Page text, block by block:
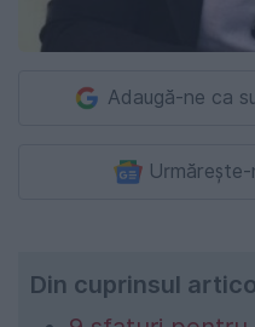
Adaugă-ne ca
Din cuprinsul